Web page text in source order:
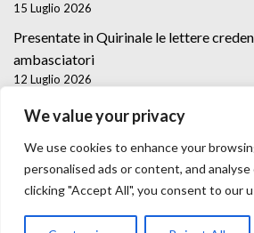
We value your privacy
We use cookies to enhance your
personalised ads or content, and
clicking "Accept All", you consent to our
15 Luglio 2026
Presentate in Quirinale le lettere
ambasciatori
12 Luglio 2026
Lettere credenziali di 5 nuovi